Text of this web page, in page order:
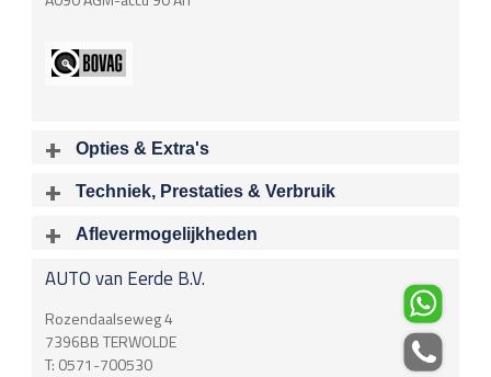
Opties & Extra's
Chroom delen exterieur
Airbag
Airbag Passagier
Airbag, zijdelings voor 2x
Gordijn/hoofd airbags achter
Techniek, Prestaties & Verbruik
6 2996 cc
Vermogen
Acceleratietijd 80-120
sec
Aflevermogelijkheden
onderstaande
€
AUTO van Eerde B.V.
Rozendaalseweg 4
7396BBTERWOLDE
T: 0571-700530